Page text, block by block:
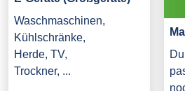
Waschmaschinen,
Kühlschränke,
Herde, TV,
Trockner, ...